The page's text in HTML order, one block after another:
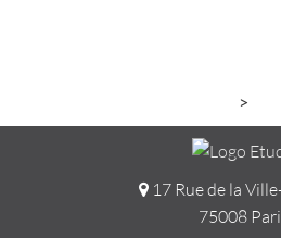
>
17 Rue de la
75008